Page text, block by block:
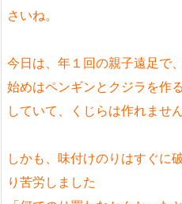
さいね。
今日は、年１回の親子遠足で
始めはペンギンとクジラを作
していて、くじらは作れませ
しかも、味付けのりはすぐに
り苦労しました